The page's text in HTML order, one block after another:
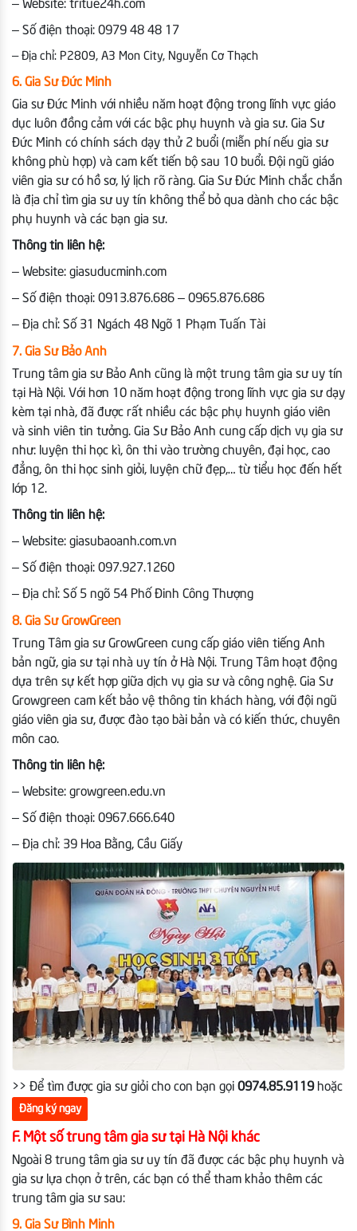
– Website: tritue24h.com
– Số điện thoại: 0979 48 48 17
– Địa chỉ: P2809, A3 Mon City, Nguyễn Cơ Thạch
6. Gia Sư Đức Minh
Gia sư Đức Minh với nhiều năm hoạt động trong lĩnh vực giáo
dục luôn đồng cảm với các bậc phụ huynh và gia sư. Gia Sư
Đức Minh có chính sách dạy thử 2 buổi (miễn phí nếu gia sư
không phù hợp) và cam kết tiến bộ sau 10 buổi. Đội ngũ giáo
viên gia sư có hồ sơ, lý lịch rõ ràng. Gia Sư Đức Minh chắc chắn
là địa chỉ tìm gia sư uy tín không thể bỏ qua dành cho các bậc
phụ huynh và các bạn gia sư.
Thông tin liên hệ:
– Website: giasuducminh.com
– Số điện thoại: 0913.876.686 – 0965.876.686
– Địa chỉ: Số 31 Ngách 48 Ngõ 1 Phạm Tuấn Tài
7. Gia Sư Bảo Anh
Trung tâm gia sư Bảo Anh cũng là một trung tâm gia sư uy tín
tại Hà Nội. Với hơn 10 năm hoạt động trong lĩnh vực gia sư dạy
kèm tại nhà, đã được rất nhiều các bậc phụ huynh giáo viên
và sinh viên tin tưởng. Gia Sư Bảo Anh cung cấp dịch vụ gia sư
như: luyện thi học kì, ôn thi vào trường chuyên, đại học, cao
đẳng, ôn thi học sinh giỏi, luyện chữ đẹp,… từ tiểu học đến hết
lớp 12.
Thông tin liên hệ:
– Website: giasubaoanh.com.vn
– Số điện thoại: 097.927.1260
– Địa chỉ: Số 5 ngõ 54 Phố Đinh Công Thượng
8. Gia Sư GrowGreen
Trung Tâm gia sư GrowGreen cung cấp giáo viên tiếng Anh
bản ngữ, gia sư tại nhà uy tín ở Hà Nội. Trung Tâm hoạt động
dựa trên sự kết hợp giữa dịch vụ gia sư và công nghệ. Gia Sư
Growgreen cam kết bảo vệ thông tin khách hàng, với đội ngũ
giáo viên gia sư, được đào tạo bài bản và có kiến thức, chuyên
môn cao.
Thông tin liên hệ:
– Website: growgreen.edu.vn
– Số điện thoại: 0967.666.640
– Địa chỉ: 39 Hoa Bằng, Cầu Giấy
>> Để tìm được gia sư giỏi cho con bạn gọi 0974.85.9119hoặc
Đăng ký ngay
F. Một số trung tâm gia sư tại Hà Nội khác
Ngoài 8 trung tâm gia sư uy tín đã được các bậc phụ huynh và
gia sư lựa chọn ở trên, các bạn có thể tham khảo thêm các
trung tâm gia sư sau:
9. Gia Sư Bình Minh